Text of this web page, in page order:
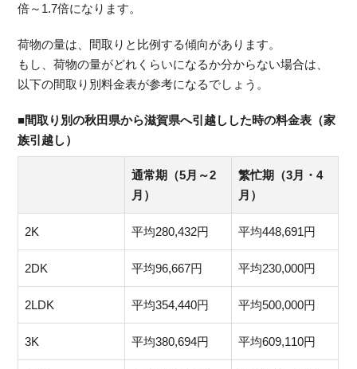
倍～1.7倍になります。
荷物の量は、間取りと比例する傾向があります。
もし、荷物の量がどれくらいになるか分からない場合は、
以下の間取り別料金表が参考になるでしょう。
■間取り別の秋田県から滋賀県へ引越しした時の料金表（家
族引越し）
通常期（5月～2
月）
繁忙期（3月・4
月）
2K 平均280,432円 平均448,691円
2DK 平均96,667円 平均230,000円
2LDK 平均354,440円 平均500,000円
3K 平均380,694円 平均609,110円